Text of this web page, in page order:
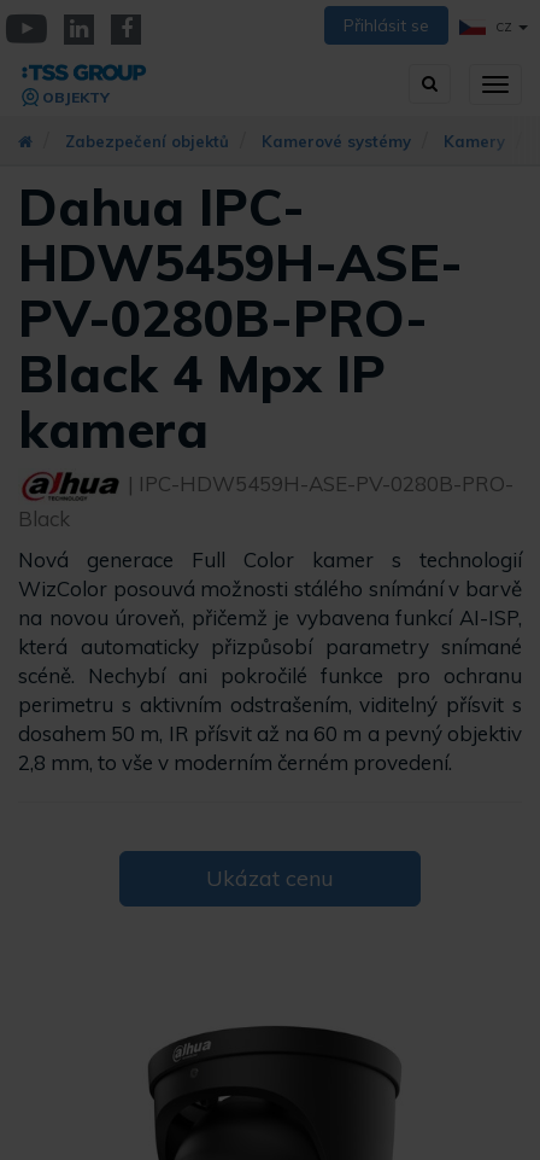
Přejít
k
hlavnímu
obsahu
Přihlásit se CZ
Vyhledávání
OBJEKTY
Zabezpečení objektů Kamerové systémy Kamery
Dahua IPC-
HDW5459H-ASE-
PV-0280B-PRO-
Black 4 Mpx IP
kamera
| IPC-HDW5459H-ASE-PV-0280B-PRO-
Black
Nová generace Full Color kamer s technologií
WizColor posouvá možnosti stálého snímání v barvě
na novou úroveň, přičemž je vybavena funkcí AI-ISP,
která automaticky přizpůsobí parametry snímané
scéně. Nechybí ani pokročilé funkce pro ochranu
perimetru s aktivním odstrašením, viditelný přísvit s
dosahem 50 m, IR přísvit až na 60 m a pevný objektiv
2,8 mm, to vše v moderním černém provedení.
Ukázat cenu